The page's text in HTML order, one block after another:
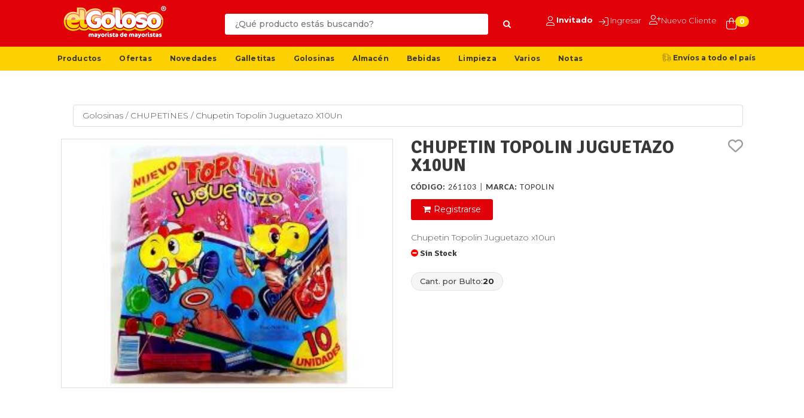
Invitado Ingresar Nuevo Cliente 0
Productos Ofertas Novedades Galletitas Golosinas Almacén Bebidas Limpieza Varios Notas Envíos a todo el país
Golosinas / CHUPETINES / Chupetin Topolin Juguetazo X10Un
CHUPETIN TOPOLIN JUGUETAZO
X10UN
CÓDIGO: 261103 | MARCA: TOPOLIN
Registrarse
Chupetin Topolin Juguetazo x10un
Sin Stock
Cant. por Bulto:20